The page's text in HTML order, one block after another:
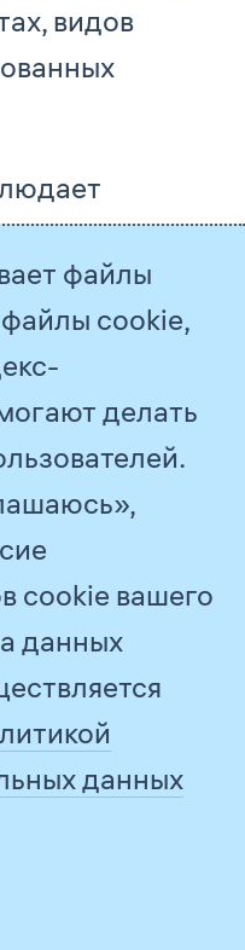
видов
проекта,
содействие
проекта.
средств
файлы
cookie,
делать
cookie вашего
данных
данных